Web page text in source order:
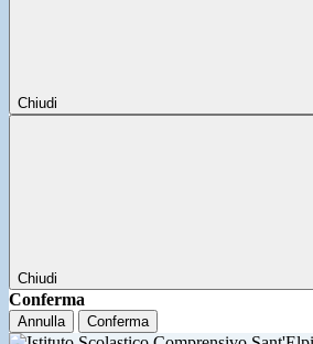
Chiudi
Chiudi
Conferma
Annulla Conferma